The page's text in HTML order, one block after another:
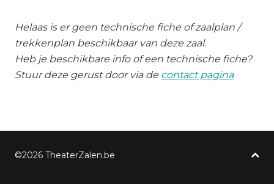
Helaas is er geen technische fiche of zaalplan /
trekkenplan beschikbaar van deze zaal.
Heb je beschikbare info of een technische fiche?
Stuur deze gerust door via de contact pagina
©2026 TheaterZalen.be